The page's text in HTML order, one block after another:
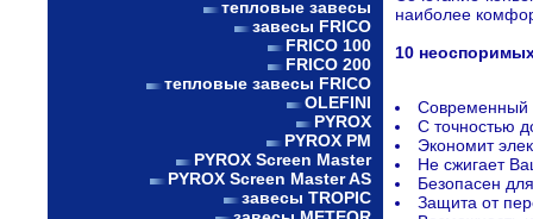
тепловые завесы
завесы FRICO
FRICO 100
FRICO 200
тепловые завесы FRICO
OLEFINI
PYROX
PYROX PM
PYROX Screen Master
PYROX Screen Master AS
завесы TROPIC
наиболее
10
Современный
С точностью
Экономит
Не сжигает
Безопасен
Защита от